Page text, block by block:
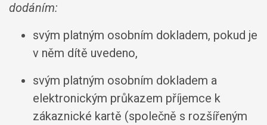
dodáním:
svým platným osobním dokladem, pokud je
v něm dítě uvedeno,
svým platným osobním dokladem a
elektronickým průkazem příjemce k
zákaznické kartě (společně s rozšířeným